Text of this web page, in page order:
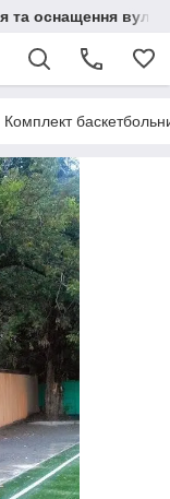
та оснащення
Комплект